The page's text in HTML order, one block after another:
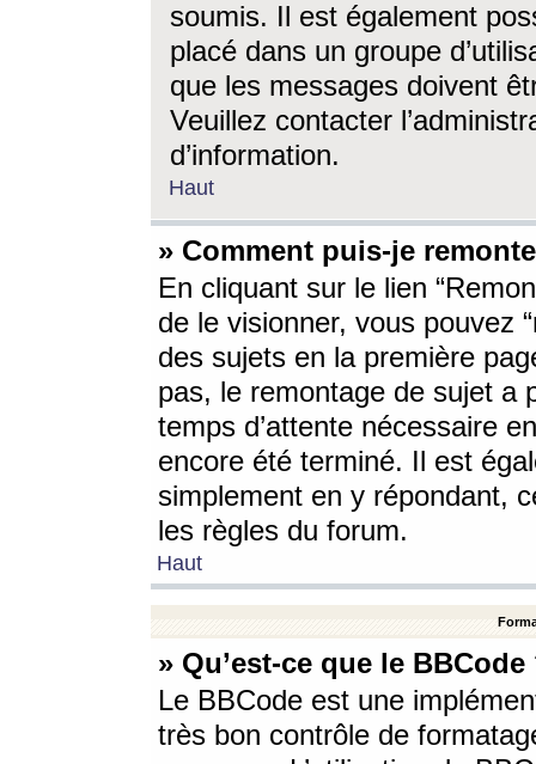
soumis. Il est également
placé dans un groupe
que les messages doivent
Veuillez contacter
d’information.
Haut
» Comment puis-je
En cliquant sur le lien
de le visionner, vous pouvez
des sujets en la première
pas, le remontage de sujet a
temps d’attente nécessaire
encore été terminé. Il est
simplement en y répondant,
les règles du forum.
Haut
» Qu’est-ce que le BBCode
Le BBCode est une
très bon contrôle de